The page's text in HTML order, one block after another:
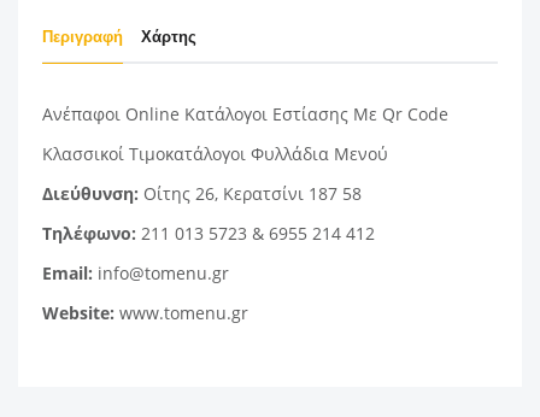
Περιγραφή Χάρτης
Ανέπαφοι Online Κατάλογοι Εστίασης Με Qr Code
Κλασσικοί Τιμοκατάλογοι Φυλλάδια Μενού
Διεύθυνση: Οίτης 26, Κερατσίνι 187 58
Τηλέφωνο: 211 013 5723 & 6955 214 412
Email: info@tomenu.gr
Website: www.tomenu.gr